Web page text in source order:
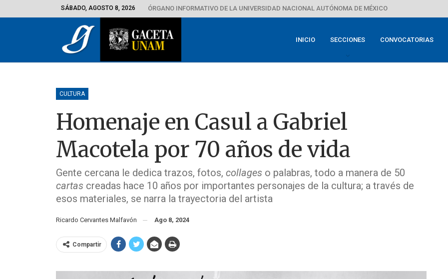
SÁBADO, AGOSTO 8, 2026 ÓRGANO INFORMATIVO DE LA UNIVERSIDAD NACIONAL AUTÓNOMA DE MÉXICO
INICIO SECCIONES CONVOCATORIAS
CULTURA
Homenaje en Casul a Gabriel
Macotela por 70 años de vida
Gente cercana le dedica trazos, fotos, collages o palabras, todo a manera de 50
cartas creadas hace 10 años por importantes personajes de la cultura; a través de
esos materiales, se narra la trayectoria del artista
Ricardo Cervantes Malfavón Ago 8, 2024
Compartir